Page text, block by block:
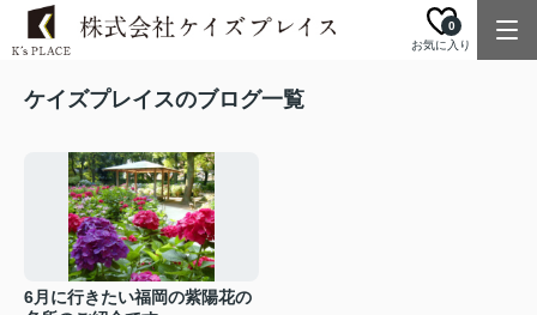
お気に入り
0
ケイズプレイスのブログ一覧
6月に行きたい福岡の紫陽花の